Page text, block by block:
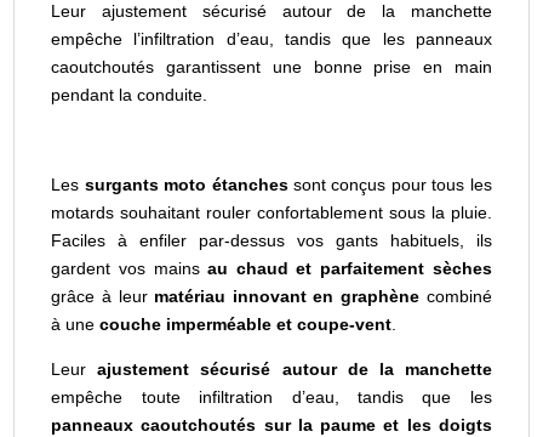
Leur ajustement sécurisé autour de la manchette
empêche l’infiltration d’eau, tandis que les panneaux
caoutchoutés garantissent une bonne prise en main
pendant la conduite.
Les surgants moto étanchessont conçus pour tous les
motards souhaitant rouler confortablement sous la pluie.
Faciles à enfiler par-dessus vos gants habituels, ils
gardent vos mainsau chaud et parfaitement sèches
grâce à leur matériau innovant en graphène combiné
à unecouche imperméable et coupe-vent
Leurajustement sécurisé autour de la manchette
empêche toute infiltration d’eau, tandis que les
panneaux caoutchoutés sur la paume et les doigts